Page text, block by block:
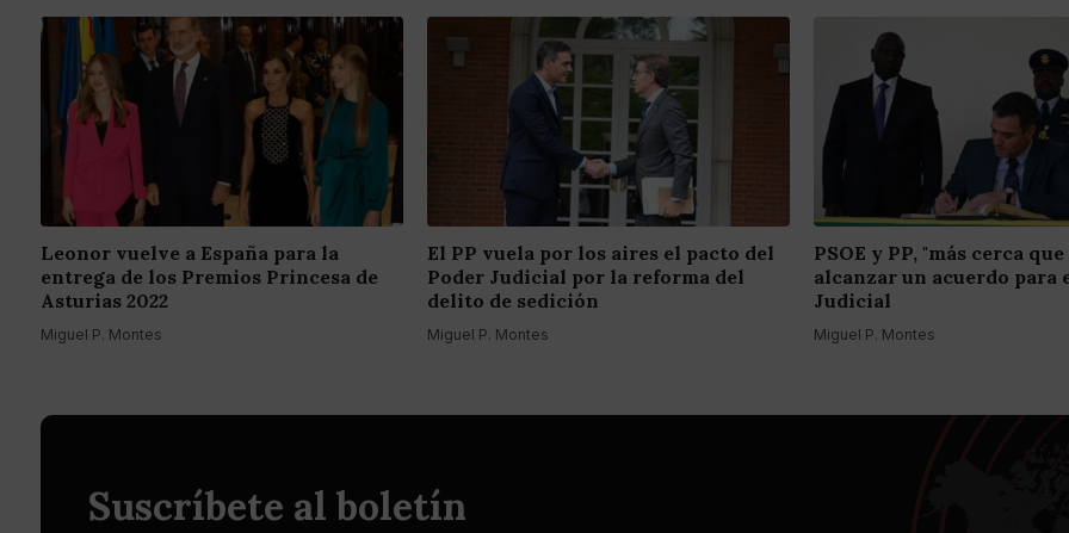
Leonor vuelve a España para la
entrega de los Premios Princesa de
Asturias 2022
Miguel P. Montes
El PP vuela por los aires el pacto del
Poder Judicial por la reforma del
delito de sedición
Miguel P. Montes
PSOE y PP, "más cerca
alcanzar un acuerdo para
Judicial
Miguel P. Montes
Suscríbete al boletín